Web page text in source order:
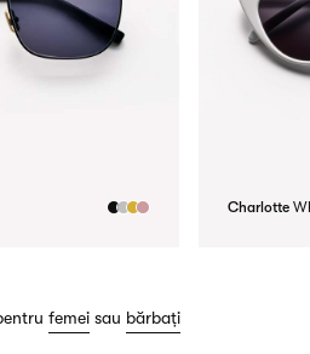
Charlotte
femei sau bărbați